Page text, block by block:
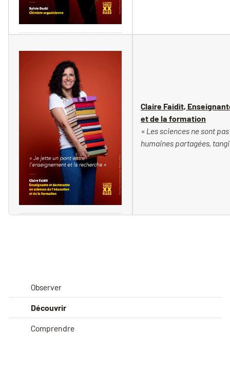
Claire Faidit,
et de la formation
« Les sciences ne sont
humaines partagées,
Observer
Découvrir
Comprendre